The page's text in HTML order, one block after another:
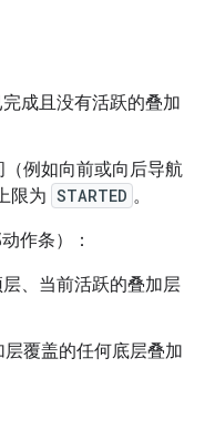
完成且没有活跃的叠加
（例如向前或向后导航
限为 STARTED 。
作条）：
层、当前活跃的叠加层
层覆盖的任何底层叠加